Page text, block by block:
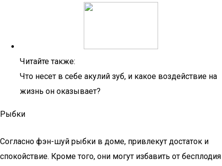
Читайте также:
Что несет в себе акулий зуб, и какое воздействие на
жизнь он оказывает?
Рыбки
Согласно фэн-шуй рыбки в доме, привлекут достаток и
спокойствие. Кроме того, они могут избавить от бесплодия